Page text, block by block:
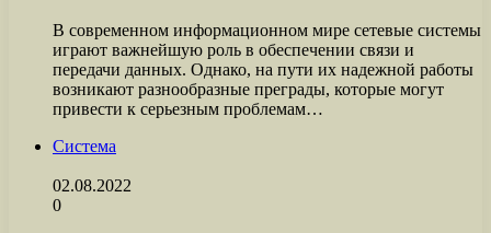
В современном информационном мире сетевые системы
играют важнейшую роль в обеспечении связи и
передачи данных. Однако, на пути их надежной работы
возникают разнообразные преграды, которые могут
привести к серьезным проблемам…
Система
02.08.2022
0